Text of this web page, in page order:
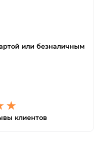
или безналичным
клиентов